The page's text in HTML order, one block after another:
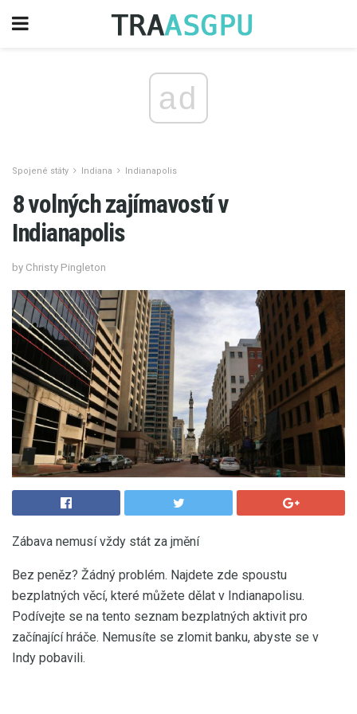
ad
Spojené státy Indiana Indianapolis
8 volných zajímavostí v
Indianapolis
by Christy Pingleton
Zábava nemusí vždy stát za jmění
Bez peněz? Žádný problém. Najdete zde spoustu
bezplatných věcí, které můžete dělat v Indianapolisu.
Podívejte se na tento seznam bezplatných aktivit pro
začínající hráče. Nemusíte se zlomit banku, abyste se v
Indy pobavili.